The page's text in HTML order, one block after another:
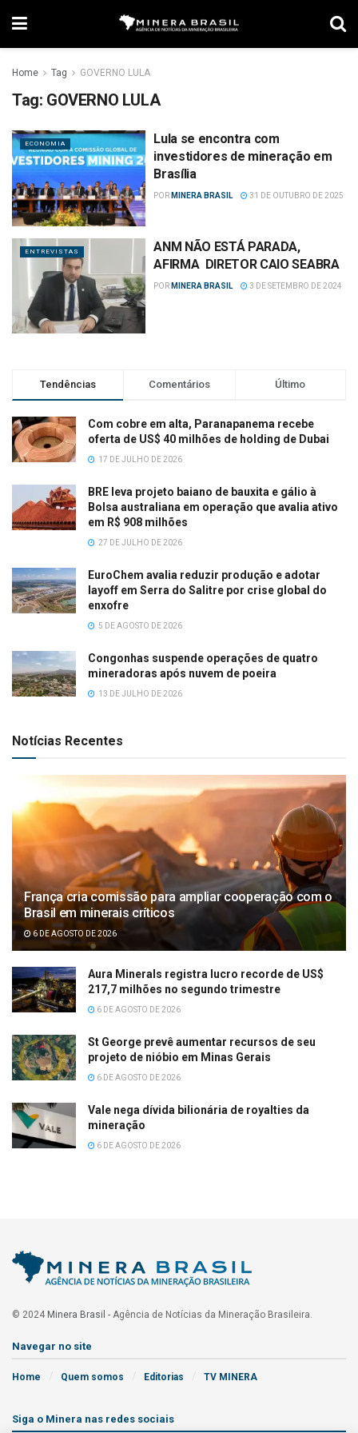
Home Tag GOVERNO LULA
Tag: GOVERNO LULA
ECONOMIA
Lula se encontra com
investidores de mineração em
Brasília
POR MINERA BRASIL 31 DE OUTUBRO DE 2025
ENTREVISTAS
ANM NÃO ESTÁ PARADA,
AFIRMA DIRETOR CAIO SEABRA
POR MINERA BRASIL 3 DE SETEMBRO DE 2024
Tendências Comentários Último
Com cobre em alta, Paranapanema recebe
oferta de US$ 40 milhões de holding de Dubai
17 DE JULHO DE 2026
BRE leva projeto baiano de bauxita e gálio à
Bolsa australiana em operação que avalia ativo
em R$ 908 milhões
27 DE JULHO DE 2026
EuroChem avalia reduzir produção e adotar
layoff em Serra do Salitre por crise global do
enxofre
5 DE AGOSTO DE 2026
Congonhas suspende operações de quatro
mineradoras após nuvem de poeira
13 DE JULHO DE 2026
Notícias Recentes
França cria comissão para ampliar cooperação com o
Brasil em minerais críticos
6 DE AGOSTO DE 2026
Aura Minerals registra lucro recorde de US$
217,7 milhões no segundo trimestre
6 DE AGOSTO DE 2026
St George prevê aumentar recursos de seu
projeto de nióbio em Minas Gerais
6 DE AGOSTO DE 2026
Vale nega dívida bilionária de royalties da
mineração
6 DE AGOSTO DE 2026
© 2024 Minera Brasil - Agência de Notícias da Mineração Brasileira.
Navegar no site
Home Quem somos Editorias TV MINERA
Siga o Minera nas redes sociais